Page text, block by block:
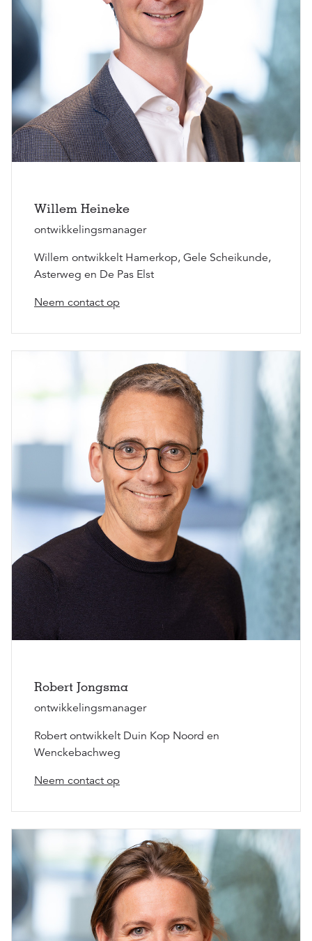
Willem Heineke
ontwikkelingsmanager
Willem ontwikkelt Hamerkop, Gele Scheikunde,
Asterweg en De Pas Elst
Neem contact op
Robert Jongsma
ontwikkelingsmanager
Robert ontwikkelt Duin Kop Noord en
Wenckebachweg
Neem contact op